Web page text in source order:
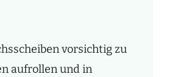
vorsichtig zu
aufrollen und in